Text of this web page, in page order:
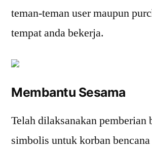
teman-teman user maupun
tempat anda bekerja.
Membantu Sesama
Telah dilaksanakan pemberian
simbolis untuk korban